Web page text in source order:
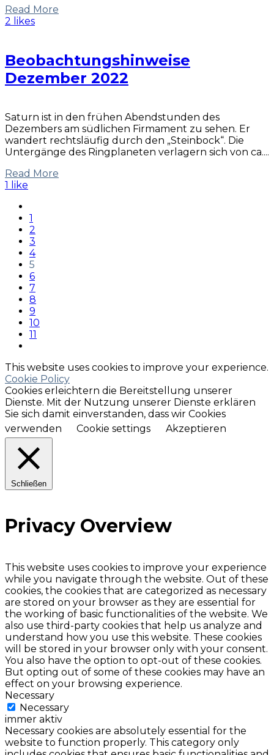
Read More
2 likes
Beobachtungshinweise
Dezember 2022
Saturn ist in den frühen Abendstunden des
Dezembers am südlichen Firmament zu sehen. Er
wandert rechtsläufig durch den „Steinbock“. Die
Untergänge des Ringplaneten verlagern sich von ca....
Read More
1 like
1
2
3
4
5
6
7
8
9
10
11
This website uses cookies to improve your experience.
Cookie Policy
Cookies erleichtern die Bereitstellung unserer
Dienste. Mit der Nutzung unserer Dienste erklären
Sie sich damit einverstanden, dass wir Cookies
verwenden
Cookie settings Akzeptieren
Schließen
Privacy Overview
This website uses cookies to improve your experience
while you navigate through the website. Out of these
cookies, the cookies that are categorized as necessary
are stored on your browser as they are essential for
the working of basic functionalities of the website. We
also use third-party cookies that help us analyze and
understand how you use this website. These cookies
will be stored in your browser only with your consent.
You also have the option to opt-out of these cookies.
But opting out of some of these cookies may have an
effect on your browsing experience.
Necessary
Necessary
immer aktiv
Necessary cookies are absolutely essential for the
website to function properly. This category only